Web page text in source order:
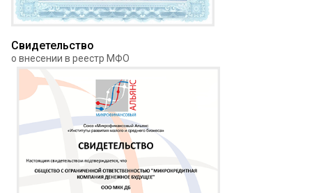
Свидетельство
о внесении в реестр МФО